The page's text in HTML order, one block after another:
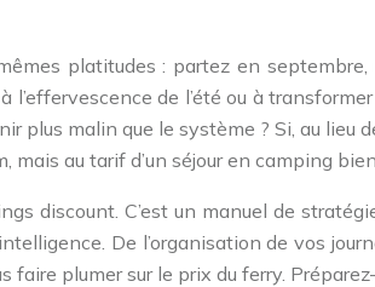
platitudes : partez en
l’effervescence de l’été ou à
plus malin que le système ? Si, au
mais au tarif d’un séjour en camping
discount. C’est un manuel de
De l’organisation de vos
faire plumer sur le prix du ferry.